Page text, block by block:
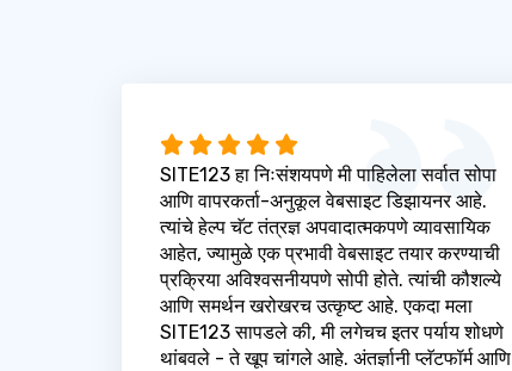
SITE123 हा निःसंशयपणे मी पाहिलेला सर्वात सोपा
आणि वापरकर्ता-अनुकूल वेबसाइट डिझायनर आहे.
त्यांचे हेल्प चॅट तंत्रज्ञ अपवादात्मकपणे व्यावसायिक
आहेत, ज्यामुळे एक प्रभावी वेबसाइट तयार करण्याची
प्रक्रिया अविश्वसनीयपणे सोपी होते. त्यांची कौशल्ये
आणि समर्थन खरोखरच उत्कृष्ट आहे. एकदा मला
SITE123 सापडले की, मी लगेचच इतर पर्याय शोधणे
थांबवले - ते खूप चांगले आहे. अंतर्ज्ञानी प्लॅटफॉर्म आणि